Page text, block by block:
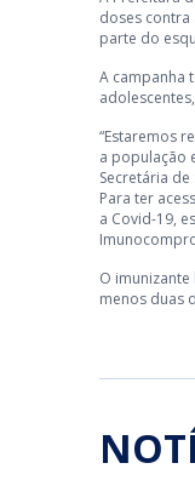
doses contra
parte do
A campanha
“Estaremos
a população
Secretária de
Para ter
a Covid-19,
O
menos duas